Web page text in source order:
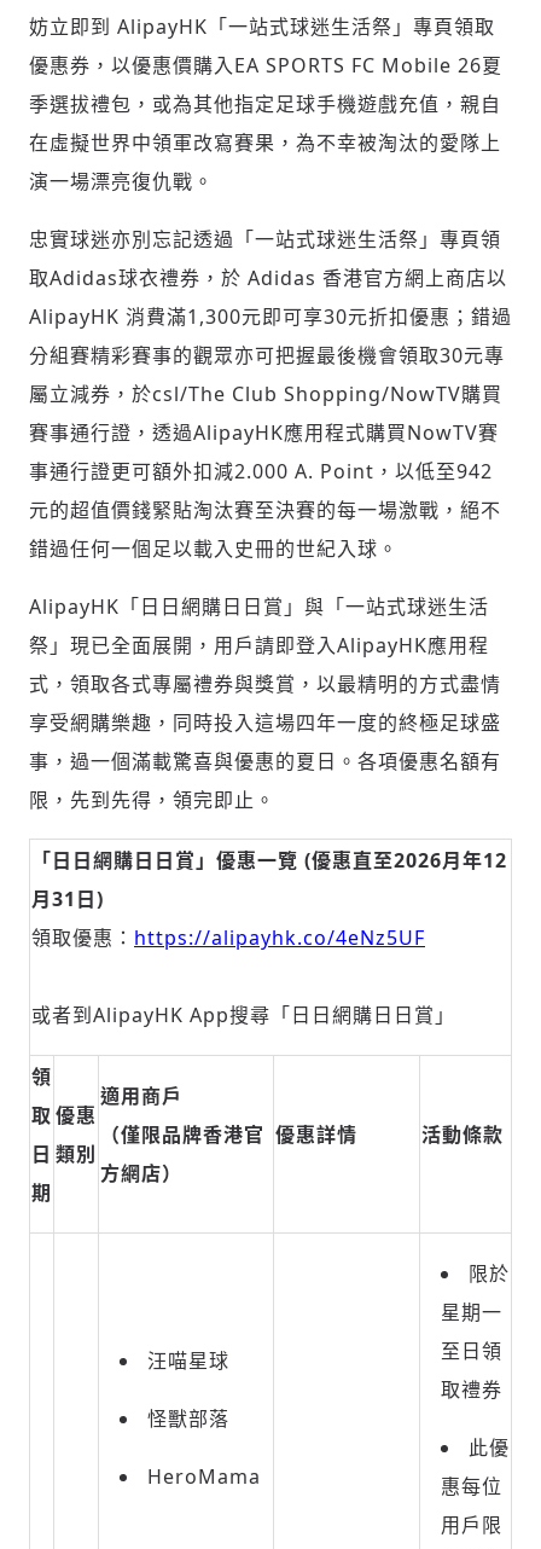
妨立即到 AlipayHK「一站式球迷生活祭」專頁領取
優惠券，以優惠價購入EA SPORTS FC Mobile 26夏
季選拔禮包，或為其他指定足球手機遊戲充值，親自
在虛擬世界中領軍改寫賽果，為不幸被淘汰的愛隊上
演一場漂亮復仇戰。
忠實球迷亦別忘記透過「一站式球迷生活祭」專頁領
取Adidas球衣禮券，於 Adidas 香港官方網上商店以
AlipayHK 消費滿1,300元即可享30元折扣優惠；錯過
分組賽精彩賽事的觀眾亦可把握最後機會領取30元專
屬立減券，於csl/The Club Shopping/NowTV購買
賽事通行證，透過AlipayHK應用程式購買NowTV賽
事通行證更可額外扣減2.000 A. Point，以低至942
元的超值價錢緊貼淘汰賽至決賽的每一場激戰，絕不
錯過任何一個足以載入史冊的世紀入球。
AlipayHK「日日網購日日賞」與「一站式球迷生活
祭」現已全面展開，用戶請即登入AlipayHK應用程
式，領取各式專屬禮券與獎賞，以最精明的方式盡情
享受網購樂趣，同時投入這場四年一度的終極足球盛
事，過一個滿載驚喜與優惠的夏日。各項優惠名額有
限，先到先得，領完即止。
「日日網購日日賞」優惠一覽 (優惠直至2026月年12
月31 日)
領取優惠： https://alipayhk.co/4eNz5UF
或者到AlipayHK App搜尋「日日網購日日賞」
領
取
日
期
優惠
類別
適用商戶
（僅限品牌香港官
方網店）
優惠詳情 活動條款
汪喵星球
怪獸部落
HeroMama
限於
星期一
至日領
取禮券
此優
惠每位
用戶限